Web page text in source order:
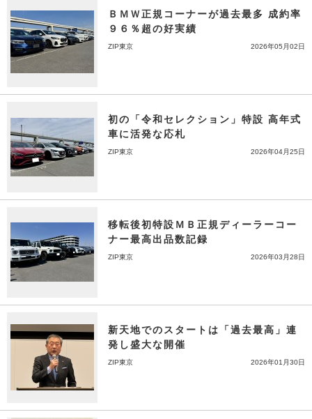
ＢＭＷ正規コーナーが過去最多 成約率
９６％超の好実績
ZIP東京 2026年05月02日
初の「令和セレクション」特設 高年式
車に活発な応札
ZIP東京 2026年04月25日
移転後初特設ＭＢ正規ディーラーコー
ナー最高出品数記録
ZIP東京 2026年03月28日
新天地でのスタートは「過去最高」連
発し盛大な開催
ZIP東京 2026年01月30日